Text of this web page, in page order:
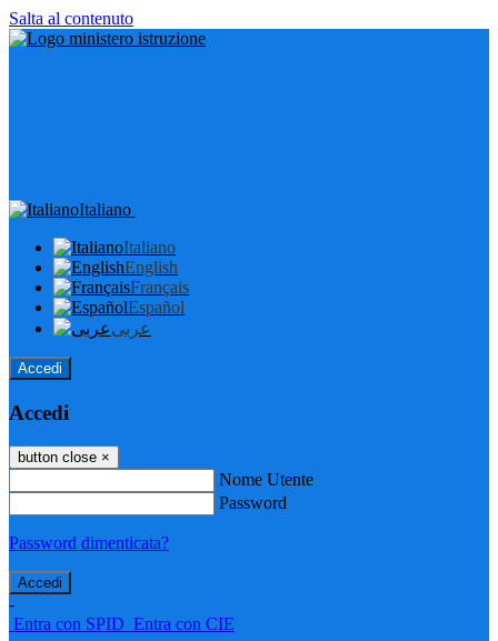
Salta al contenuto
Italiano
Italiano
English
Français
Español
عربى
Accedi
Accedi
button close ×
Nome Utente
Password
Password dimenticata?
-
Entra con SPID Entra con CIE